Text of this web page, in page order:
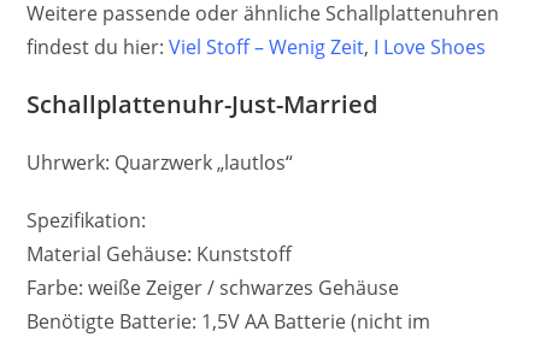
Weitere passende oder ähnliche Schallplattenuhren
findest du hier:Viel Stoff – Wenig Zeit, I Love Shoes
Schallplattenuhr-Just-Married
Uhrwerk: Quarzwerk „lautlos“
Spezifikation:
Material Gehäuse: Kunststoff
Farbe: weiße Zeiger / schwarzes Gehäuse
Benötigte Batterie: 1,5V AA Batterie (nicht im